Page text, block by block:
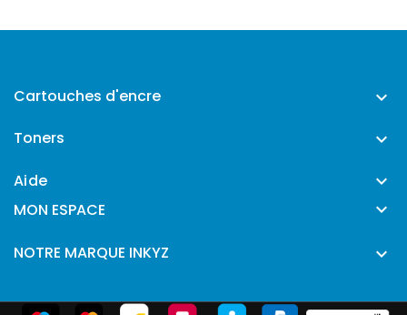
Cartouches d'encre 
Toners 
Aide 
MON ESPACE 
NOTRE MARQUE INKYZ 